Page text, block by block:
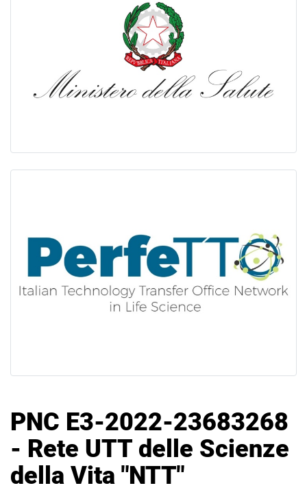
PNC E3-2022-23683268
- Rete UTT delle Scienze
della Vita "NTT"